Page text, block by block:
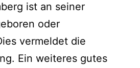
ist an seiner
oder
vermeldet die
Ein weiteres gutes